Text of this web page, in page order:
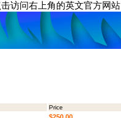
访问右上角的英文官方网站
Price